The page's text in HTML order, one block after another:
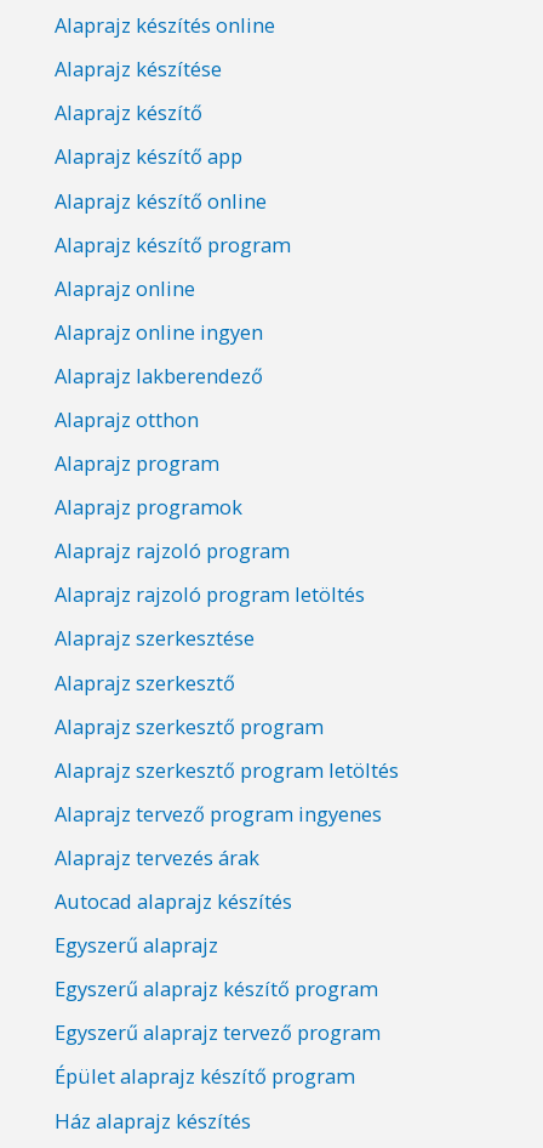
Alaprajz készítés online
Alaprajz készítése
Alaprajz készítő
Alaprajz készítő app
Alaprajz készítő online
Alaprajz készítő program
Alaprajz online
Alaprajz online ingyen
Alaprajz lakberendező
Alaprajz otthon
Alaprajz program
Alaprajz programok
Alaprajz rajzoló program
Alaprajz rajzoló program letöltés
Alaprajz szerkesztése
Alaprajz szerkesztő
Alaprajz szerkesztő program
Alaprajz szerkesztő program letöltés
Alaprajz tervező program ingyenes
Alaprajz tervezés árak
Autocad alaprajz készítés
Egyszerű alaprajz
Egyszerű alaprajz készítő program
Egyszerű alaprajz tervező program
Épület alaprajz készítő program
Ház alaprajz készítés